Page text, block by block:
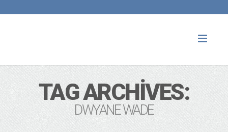
TAG ARCHIVES:
DWYANE WADE